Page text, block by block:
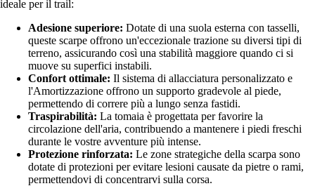
ideale per il trail:
Adesione superiore: Dotate di una suola esterna con tasselli,
queste scarpe offrono un'eccezionale trazione su diversi tipi di
terreno, assicurando così una stabilità maggiore quando ci si
muove su superfici instabili.
Confort ottimale: Il sistema di allacciatura personalizzato e
l'Amortizzazione offrono un supporto gradevole al piede,
permettendo di correre più a lungo senza fastidi.
Traspirabilità: La tomaia è progettata per favorire la
circolazione dell'aria, contribuendo a mantenere i piedi freschi
durante le vostre avventure più intense.
Protezione rinforzata: Le zone strategiche della scarpa sono
dotate di protezioni per evitare lesioni causate da pietre o rami,
permettendovi di concentrarvi sulla corsa.